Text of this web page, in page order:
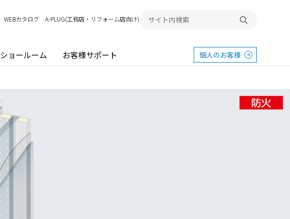
ショールーム お客様サポート 個人のお客様
WEBカタログ A-PLUG(工務店・リフォーム店向け) 検索する